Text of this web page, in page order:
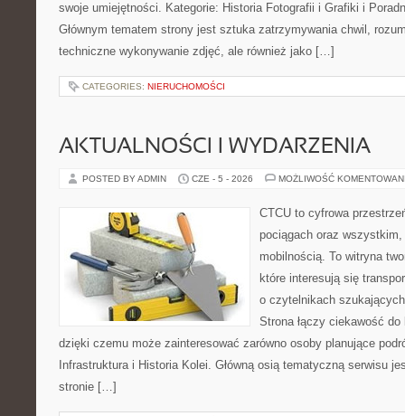
swoje umiejętności. Kategorie: Historia Fotografii i Grafiki i
Głównym tematem strony jest sztuka zatrzymywania chwil,
techniczne wykonywanie zdjęć, ale również jako […]
CATEGORIES: NIERUCHOMOŚCI
AKTUALNOŚCI I WYDARZENIA
POSTED BY ADMIN CZE - 5 - 2026 MOŻLIWOŚĆ
CTCU to cyfrowa
pociągach oraz
mobilnością. To witryna
które interesują się
o czytelnikach
Strona łączy ciekawość
dzięki czemu może zainteresować zarówno osoby planujące
Infrastruktura i Historia Kolei. Główną osią tematyczną serwisu
stronie […]